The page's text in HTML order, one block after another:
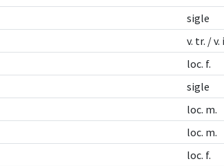
sigle
v. tr. /
loc. f.
sigle
loc. m.
loc. m.
loc. f.